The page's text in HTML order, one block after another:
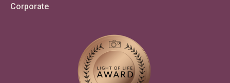
Corporate